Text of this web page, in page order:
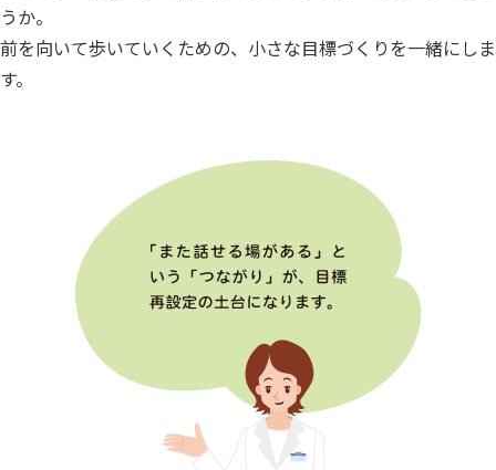
うか。
前を向いて歩いていくための、小さな目標づくりを一緒にしま
す。